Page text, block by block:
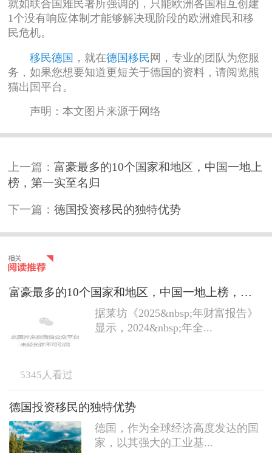
就如联合国难民署所强调的，只能欧洲各国相互创建
1个没有响应体制才能够解决现阶段的欧洲难民和移
民危机。
移民德国 ，就在德国移民 网，专业的团队为您服
务，如果您想要知道更短关于德国的资料，请阅览熊
猫出国平台。
声明：本文图片来源于网络
上一篇：富豪最多的10个国家和地区，中国一地上
榜，第一实至名归
下一篇：德国投资移民的独特优势
富豪最多的10个国家和地区，中国一地上榜，第一实至名归
据莱坊《2025&nbsp;年财富报告》
显示，2024&nbsp;年全...
5345 人看过
德国投资移民的独特优势
德国，作为全球经济高度发达的国
家，以其强大的工业基...